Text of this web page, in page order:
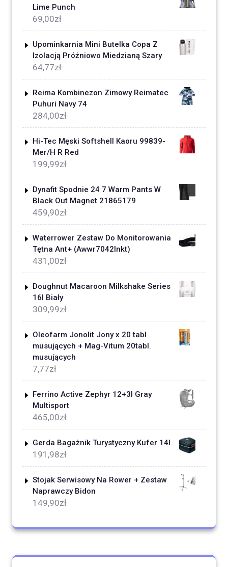
Lime Punch
69,00zł
Upominkarnia Mini Butelka Copa Z
Izolacją Próżniowo Miedzianą Szary
64,77zł
Reima Kombinezon Zimowy Reimatec
Puhuri Navy 74
284,00zł
Hi-Tec Męski Softshell Kaoru 99839-
Mer/H R Red
199,99zł
Dynafit Spodnie 24 7 Warm Pants W
Black Out Magnet 21865179
459,90zł
Waterrower Zestaw Do Monitorowania
Tętna Ant+ (Awwr7042Inkt)
431,00zł
Doughnut Macaroon Milkshake Series
16l Biały
309,99zł
Oleofarm Jonolit Jony x 20 tabl
musujących + Mag-Vitum 20tabl.
musujących
7,77zł
Ferrino Active Zephyr 12+3l Gray
Multisport
465,00zł
Gerda Bagażnik Turystyczny Kufer 14l
191,98zł
Stojak Serwisowy Na Rower + Zestaw
Naprawczy Bidon
149,90zł